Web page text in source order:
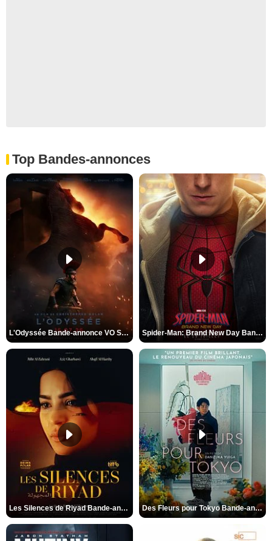
Top Bandes-annonces
L'Odyssée Bande-annonce VO STFR Spider-Man: Brand New Day Bande-annonce VO STFR
Les Silences de Riyad Bande-annonce VO STFR Des Fleurs pour Tokyo Bande-annonce VO STFR